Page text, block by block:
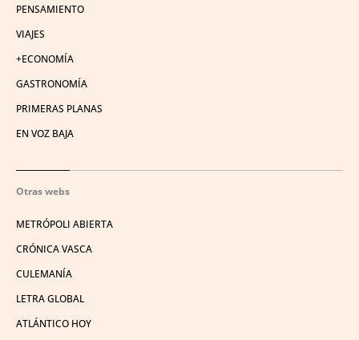
PENSAMIENTO
VIAJES
+ECONOMÍA
GASTRONOMÍA
PRIMERAS PLANAS
EN VOZ BAJA
Otras webs
METRÓPOLI ABIERTA
CRÓNICA VASCA
CULEMANÍA
LETRA GLOBAL
ATLÁNTICO HOY